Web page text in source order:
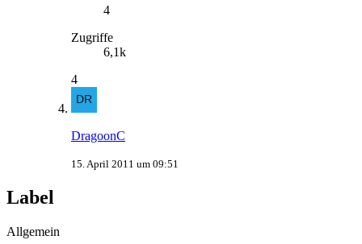
4
Zugriffe
6,1k
4
DragoonC
15. April 2011 um 09:51
Label
Allgemein